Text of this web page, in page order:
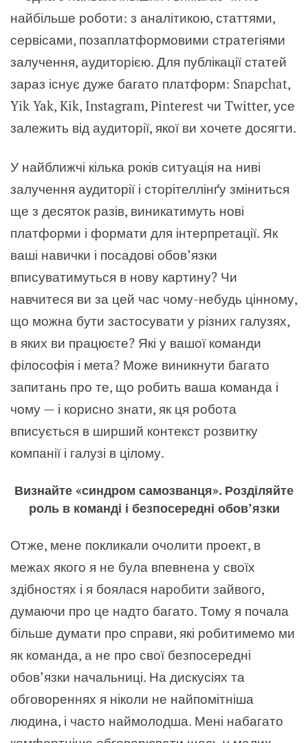
найбільше роботи: з аналітикою, статтями,
сервісами, позаплатформовими стратегіями
залучення, аудиторією. Для публікації статей
зараз існує дуже багато платформ: Snapchat,
Yik Yak, Kik, Instagram, Pinterest чи Twitter, усе
залежить від аудиторії, якої ви хочете досягти.
У найближчі кілька років ситуація на ниві
залучення аудиторії і сторітеллінґу зміниться
ще з десяток разів, виникатимуть нові
платформи і формати для інтерпретації. Як
ваші навички і посадові обов’язки
вписуватимуться в нову картину? Чи
навчитеся ви за цей час чому-небудь цінному,
що можна бути застосувати у різних галузях,
в яких ви працюєте? Які у вашої команди
філософія і мета? Може виникнути багато
запитань про те, що робить ваша команда і
чому — і корисно знати, як ця робота
вписується в ширший контекст розвитку
компанії і галузі в цілому.
Визнайте «синдром самозванця». Розділяйте
роль в команді і безпосередні обов’язки
Отже, мене покликали очолити проект, в
межах якого я не була впевнена у своїх
здібностях і я боялася наробити зайвого,
думаючи про це надто багато. Тому я почала
більше думати про справи, які робитимемо ми
як команда, а не про свої безпосередні
обов’язки начальниці. На дискусіях та
обговореннях я ніколи не найпомітніша
людина, і часто наймолодша. Мені набагато